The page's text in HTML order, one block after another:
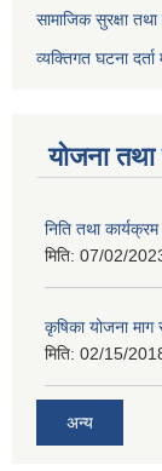
सामाजिक सुरक्षा
व्यक्तिगत घटना
योजना तथा
निति तथा
मिति: 07/02/
कृषिका योजना माग
मिति: 02/15/
अन्य